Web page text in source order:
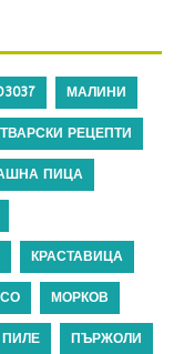
МАЛИНИ
РЕЦЕПТИ
ПИЦА
КРАСТАВИЦА
МОРКОВ
ПИЛЕ ПЪРЖОЛИ